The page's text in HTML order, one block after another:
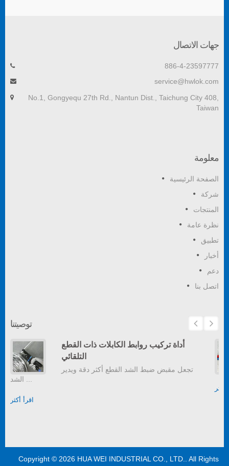
جهات الاتصال
886-4-23597777
service@hwlok.com
No.1, Gongyequ 27th Rd., Nantun Dist., Taichung City 408,
Taiwan
معلومة
الصفحة الرئيسية
شركة
المنتجات
نظرة عامة
تطبيق
أخبار
دعم
اتصل بنا
توصيتنا
أداة تركيب روابط الكابلات ذات القطع
التلقائي
تجعل مقبض ضبط الشد القطع أكثر دقة ويدير
الشد ...
اقرأ أكثر
Copyright © 2026HUA WEI INDUSTRIAL CO., LTD. . All Rights